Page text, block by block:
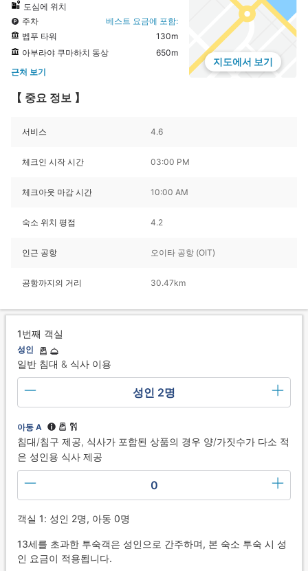
도심에 위치
주차
베스트 요금에 포함:
벱푸 타워
130m
아부라야 쿠마하치 동상
650m
근처 보기
지도에서 보기
【 중요 정보 】
서비스 4.6
체크인 시작 시간 03:00 PM
체크아웃 마감 시간 10:00 AM
숙소 위치 평점 4.2
인근 공항 오이타 공항 (OIT)
공항까지의 거리 30.47km
1번째 객실
성인
일반 침대 & 식사 이용
성인 2명
아동 A
침대/침구 제공, 식사가 포함된 상품의 경우 양/가짓수가 다소 적
은 성인용 식사 제공
0
객실 1: 성인 2명, 아동 0명
13세를 초과한 투숙객은 성인으로 간주하며, 본 숙소 투숙 시 성
인 요금이 적용됩니다.